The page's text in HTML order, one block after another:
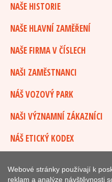
NAŠE HISTORIE
NAŠE HLAVNÍ ZAMĚŘENÍ
NAŠE FIRMA V ČÍSLECH
NAŠI ZAMĚSTNANCI
NÁŠ VOZOVÝ PARK
NAŠI VÝZNAMNÍ ZÁKAZNÍCI
NÁŠ ETICKÝ KODEX
© 2018CM Transport
Webové stránky používají k
reklam a analýze návštěvnosti